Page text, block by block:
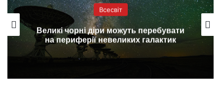
Всесвіт
Астрономи відшукали найбільший
протопланетний диск